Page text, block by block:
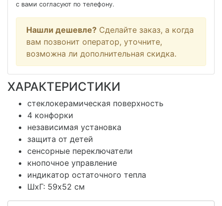
с вами согласуют по телефону.
Нашли дешевле? Сделайте заказ, а когда
вам позвонит оператор, уточните,
возможна ли дополнительная скидка.
ХАРАКТЕРИСТИКИ
стеклокерамическая поверхность
4 конфорки
независимая установка
защита от детей
сенсорные переключатели
кнопочное управление
индикатор остаточного тепла
ШхГ: 59х52 см